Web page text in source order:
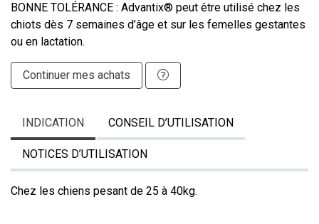
BONNE TOLÉRANCE : Advantix® peut être utilisé chez les
chiots dès 7 semaines d’âge et sur les femelles gestantes
ou en lactation.
Continuer mes achats
INDICATION CONSEIL D’UTILISATION
NOTICES D’UTILISATION
Chez les chiens pesant de 25 à 40kg.